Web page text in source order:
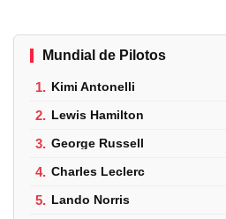
Mundial de Pilotos
1. Kimi Antonelli
2. Lewis Hamilton
3. George Russell
4. Charles Leclerc
5. Lando Norris